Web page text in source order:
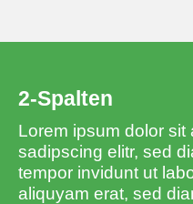
2-Spalten
Lorem ipsum dolor sit
sadipscing elitr, sed
tempor invidunt ut
aliquyam erat, sed